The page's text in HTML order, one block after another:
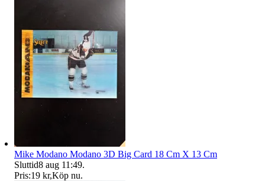
Mike Modano Modano 3D Big Card 18 Cm X 13 Cm
Sluttid8 aug 11:49.
Pris:19 kr,Köp nu.